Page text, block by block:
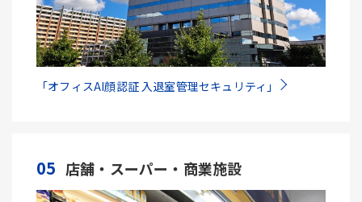
「オフィスAI顔認証 入退室管理セキュリティ」
05 店舗・スーパー・商業施設